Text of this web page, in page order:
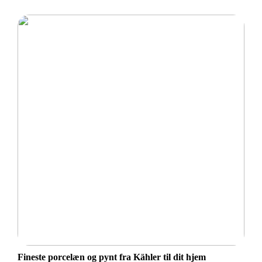
Fineste porcelæn og pynt fra Kähler til dit hjem